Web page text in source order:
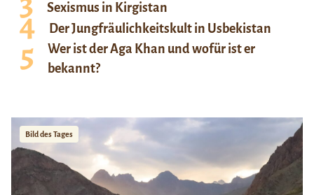
Sexismus in Kirgistan
Der Jungfräulichkeitskult in Usbekistan
Wer ist der Aga Khan und wofür ist er
bekannt?
Bild des Tages